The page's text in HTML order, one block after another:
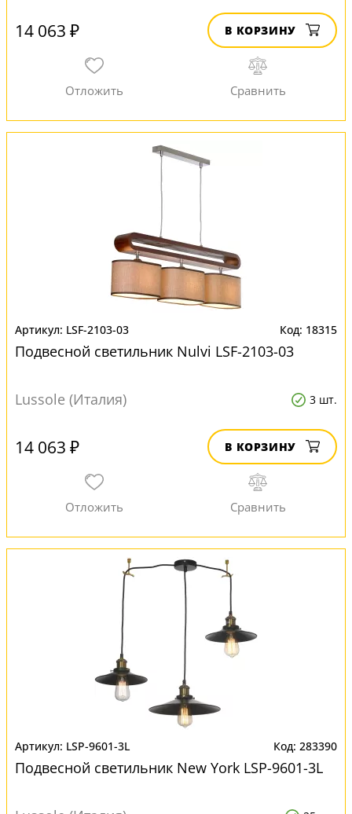
14 063 ₽ В КОРЗИНУ
LSF-2103-03 18315
Подвесной светильник Nulvi LSF-2103-03
Lussole (Италия) 3 шт.
14 063 ₽ В КОРЗИНУ
LSP-9601-3L 283390
Подвесной светильник New York LSP-9601-3L